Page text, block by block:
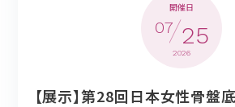
開催日
07 25
2026
【展示】第28回日本女性骨盤